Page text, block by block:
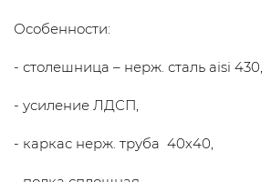
Особенности:
- столешница – нерж. сталь aisi 430,
- усиление ЛДСП,
- каркас нерж. труба 40х40,